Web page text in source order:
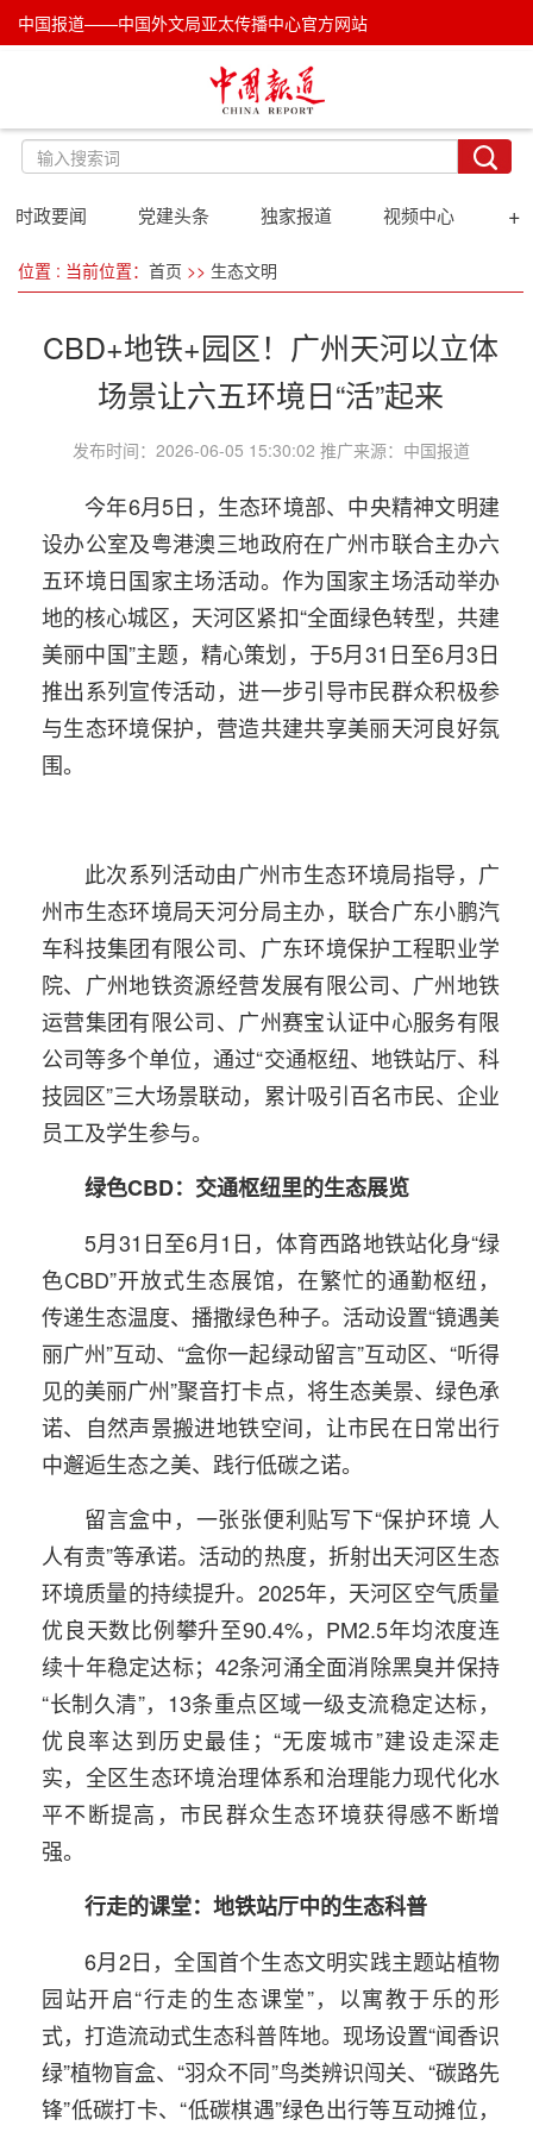
中国报道——中国外文局亚太传播中心官方网站
时政要闻 党建头条 独家报道 视频中心 +
位置 : 当前位置： 首页 >> 生态文明
CBD+地铁+园区！广州天河以立体
场景让六五环境日“活”起来
发布时间：2026-06-05 15:30:02 推广来源：中国报道
今年6月5日，生态环境部、中央精神文明建
设办公室及粤港澳三地政府在广州市联合主办六
五环境日国家主场活动。作为国家主场活动举办
地的核心城区，天河区紧扣“全面绿色转型，共建
美丽中国”主题，精心策划，于5月31日至6月3日
推出系列宣传活动，进一步引导市民群众积极参
与生态环境保护，营造共建共享美丽天河良好氛
围。
此次系列活动由广州市生态环境局指导，广
州市生态环境局天河分局主办，联合广东小鹏汽
车科技集团有限公司、广东环境保护工程职业学
院、广州地铁资源经营发展有限公司、广州地铁
运营集团有限公司、广州赛宝认证中心服务有限
公司等多个单位，通过“交通枢纽、地铁站厅、科
技园区”三大场景联动，累计吸引百名市民、企业
员工及学生参与。
绿色CBD：交通枢纽里的生态展览
5月31日至6月1日，体育西路地铁站化身“绿
色CBD”开放式生态展馆，在繁忙的通勤枢纽，
传递生态温度、播撒绿色种子。活动设置“镜遇美
丽广州”互动、“盒你一起绿动留言”互动区、“听得
见的美丽广州”聚音打卡点，将生态美景、绿色承
诺、自然声景搬进地铁空间，让市民在日常出行
中邂逅生态之美、践行低碳之诺。
留言盒中，一张张便利贴写下“保护环境 人
人有责”等承诺。活动的热度，折射出天河区生态
环境质量的持续提升。2025年，天河区空气质量
优良天数比例攀升至90.4%，PM2.5年均浓度连
续十年稳定达标；42条河涌全面消除黑臭并保持
“长制久清”，13条重点区域一级支流稳定达标，
优良率达到历史最佳；“无废城市”建设走深走
实，全区生态环境治理体系和治理能力现代化水
平不断提高，市民群众生态环境获得感不断增
强。
行走的课堂：地铁站厅中的生态科普
6月2日，全国首个生态文明实践主题站植物
园站开启“行走的生态课堂”，以寓教于乐的形
式，打造流动式生态科普阵地。现场设置“闻香识
绿”植物盲盒、“羽众不同”鸟类辨识闯关、“碳路先
锋”低碳打卡、“低碳棋遇”绿色出行等互动摊位，